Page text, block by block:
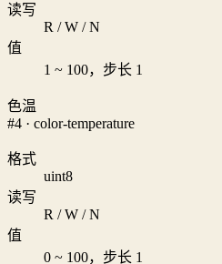
读写
R / W / N
值
1 ~ 100，步长 1
色温
#4 · color-temperature
格式
uint8
读写
R / W / N
值
0 ~ 100，步长 1